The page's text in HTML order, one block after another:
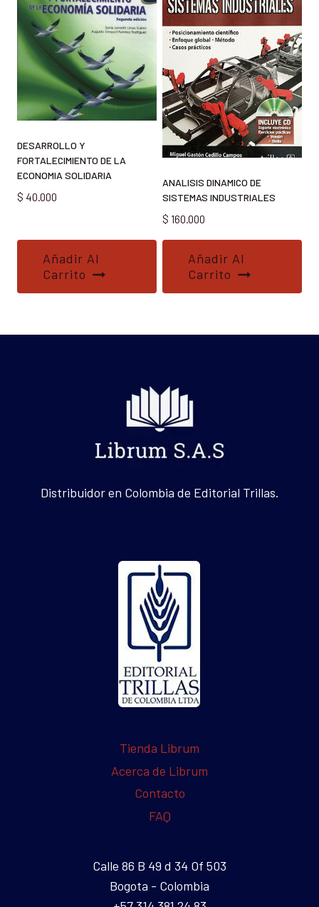
DESARROLLO Y
FORTALECIMIENTO DE LA
ECONOMIA SOLIDARIA
$ 40.000
Añadir Al
Carrito
ANALISIS DINAMICO DE
SISTEMAS INDUSTRIALES
$ 160.000
Añadir Al
Carrito
Distribuidor en Colombia de Editorial Trillas.
Tienda Librum
Acerca de Librum
Contacto
FAQ
Calle 86 B 49 d 34 Of 503
Bogota - Colombia